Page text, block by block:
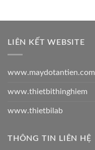
LIÊN KẾT WEBSITE
www.maydotantien.com
www.thietbithinghiem
www.thietbilab
THÔNG TIN LIÊN HỆ